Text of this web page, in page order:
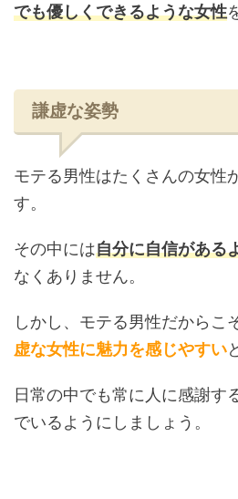
でも優しくできるような女性
謙虚な姿勢
モテる男性はたくさんの女性
す。
その中には自分に自信がある
なくありません。
しかし、モテる男性だからこ
虚な女性に魅力を感じやすい
日常の中でも常に人に感謝す
でいるようにしましょう。